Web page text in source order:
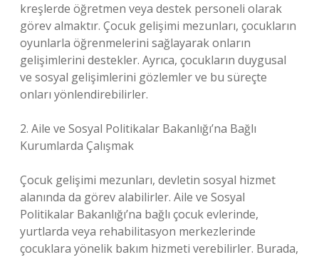
kreşlerde öğretmen veya destek personeli olarak
görev almaktır. Çocuk gelişimi mezunları, çocukların
oyunlarla öğrenmelerini sağlayarak onların
gelişimlerini destekler. Ayrıca, çocukların duygusal
ve sosyal gelişimlerini gözlemler ve bu süreçte
onları yönlendirebilirler.
2. Aile ve Sosyal Politikalar Bakanlığı’na Bağlı
Kurumlarda Çalışmak
Çocuk gelişimi mezunları, devletin sosyal hizmet
alanında da görev alabilirler. Aile ve Sosyal
Politikalar Bakanlığı’na bağlı çocuk evlerinde,
yurtlarda veya rehabilitasyon merkezlerinde
çocuklara yönelik bakım hizmeti verebilirler. Burada,